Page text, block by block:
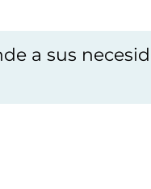
a sus